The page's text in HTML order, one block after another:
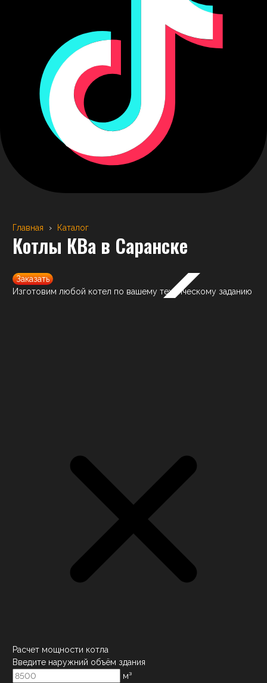
Главная › Каталог
Котлы КВа в Саранске
Заказать
Изготовим любой котел по вашему техническому заданию
Расчет мощности котла
Введите наружний объём здания
м³